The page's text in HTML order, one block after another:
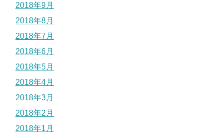
2018年9月
2018年8月
2018年7月
2018年6月
2018年5月
2018年4月
2018年3月
2018年2月
2018年1月